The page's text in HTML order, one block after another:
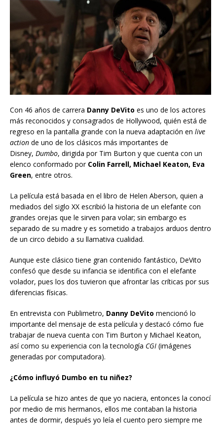
Con 46 años de carrera Danny DeVito es uno de los actores
más reconocidos y consagrados de Hollywood, quién está de
regreso en la pantalla grande con la nueva adaptación en live
action de uno de los clásicos más importantes de
Disney, Dumbo, dirigida por Tim Burton y que cuenta con un
elenco conformado por Colin Farrell, Michael Keaton, Eva
Green, entre otros.
La película está basada en el libro de Helen Aberson, quien a
mediados del siglo XX escribió la historia de un elefante con
grandes orejas que le sirven para volar; sin embargo es
separado de su madre y es sometido a trabajos arduos dentro
de un circo debido a su llamativa cualidad.
Aunque este clásico tiene gran contenido fantástico, DeVito
confesó que desde su infancia se identifica con el elefante
volador, pues los dos tuvieron que afrontar las críticas por sus
diferencias físicas.
En entrevista con Publimetro, Danny DeVito mencionó lo
importante del mensaje de esta película y destacó cómo fue
trabajar de nueva cuenta con Tim Burton y Michael Keaton,
así como su experiencia con la tecnología CGI (imágenes
generadas por computadora).
¿Cómo influyó Dumbo en tu niñez?
La película se hizo antes de que yo naciera, entonces la conocí
por medio de mis hermanos, ellos me contaban la historia
antes de dormir, después yo leía el cuento pero siempre me